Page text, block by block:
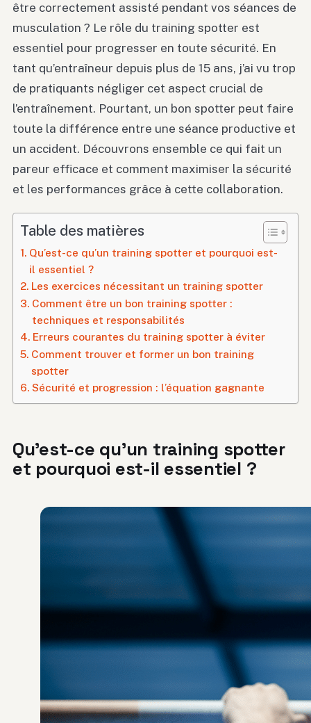
être correctement assisté pendant vos séances de
musculation ? Le rôle du training spotter est
essentiel pour progresser en toute sécurité. En
tant qu’entraîneur depuis plus de 15 ans, j’ai vu trop
de pratiquants négliger cet aspect crucial de
l’entraînement. Pourtant, un bon spotter peut faire
toute la différence entre une séance productive et
un accident. Découvrons ensemble ce qui fait un
pareur efficace et comment maximiser la sécurité
et les performances grâce à cette collaboration.
Table des matières
Qu’est-ce qu’un training spotter et pourquoi est-
il essentiel ?
Les exercices nécessitant un training spotter
Comment être un bon training spotter :
techniques et responsabilités
Erreurs courantes du training spotter à éviter
Comment trouver et former un bon training
spotter
Sécurité et progression : l’équation gagnante
Qu’est-ce qu’un training spotter
et pourquoi est-il essentiel ?